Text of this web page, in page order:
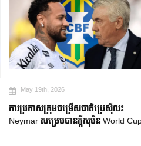
May 19th, 2026
ការប្រកាសក្រុមជម្រើសជាតិប្រេស៊ីល៖
Neymar សម្រេចបានក្តីសុបិន World Cup